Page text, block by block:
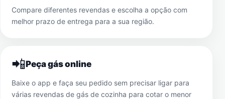
Compare diferentes revendas e escolha a opção com
melhor prazo de entrega para a sua região.
📲Peça gás online
Baixe o app e faça seu pedido sem precisar ligar para
várias revendas de gás de cozinha para cotar o menor